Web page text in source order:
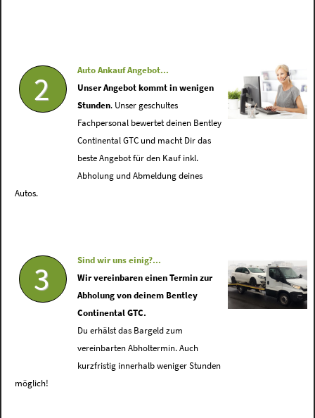
2
Auto Ankauf Angebot...
Unser Angebot kommt in wenigen
Stunden. Unser geschultes
Fachpersonal bewertet deinen Bentley
Continental GTC und macht Dir das
beste Angebot für den Kauf inkl.
Abholung und Abmeldung deines
Autos.
3
Sind wir uns einig?...
Wir vereinbaren einen Termin zur
Abholung von deinem Bentley
Continental GTC.
Du erhälst das Bargeld zum
vereinbarten Abholtermin. Auch
kurzfristig innerhalb weniger Stunden
möglich!